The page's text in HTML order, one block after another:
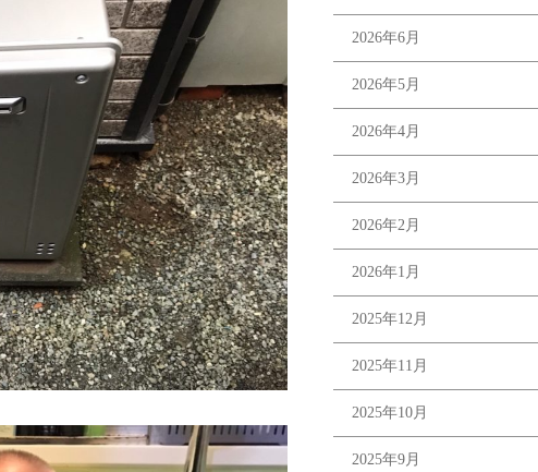
2026年6月
2026年5月
2026年4月
2026年3月
2026年2月
2026年1月
2025年12月
2025年11月
2025年10月
2025年9月